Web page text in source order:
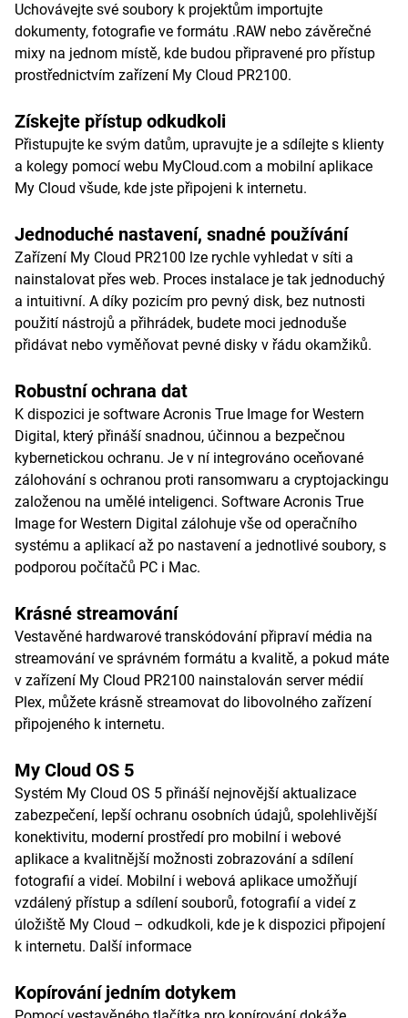
Uchovávejte své soubory k projektům importujte
dokumenty, fotografie ve formátu .RAW nebo závěrečné
mixy na jednom místě, kde budou připravené pro přístup
prostřednictvím zařízení My Cloud PR2100.
Získejte přístup odkudkoli
Přistupujte ke svým datům, upravujte je a sdílejte s klienty
a kolegy pomocí webu MyCloud.com a mobilní aplikace
My Cloud všude, kde jste připojeni k internetu.
Jednoduché nastavení, snadné používání
Zařízení My Cloud PR2100 lze rychle vyhledat v síti a
nainstalovat přes web. Proces instalace je tak jednoduchý
a intuitivní. A díky pozicím pro pevný disk, bez nutnosti
použití nástrojů a přihrádek, budete moci jednoduše
přidávat nebo vyměňovat pevné disky v řádu okamžiků.
Robustní ochrana dat
K dispozici je software Acronis True Image for Western
Digital, který přináší snadnou, účinnou a bezpečnou
kybernetickou ochranu. Je v ní integrováno oceňované
zálohování s ochranou proti ransomwaru a cryptojackingu
založenou na umělé inteligenci. Software Acronis True
Image for Western Digital zálohuje vše od operačního
systému a aplikací až po nastavení a jednotlivé soubory, s
podporou počítačů PC i Mac.
Krásné streamování
Vestavěné hardwarové transkódování připraví média na
streamování ve správném formátu a kvalitě, a pokud máte
v zařízení My Cloud PR2100 nainstalován server médií
Plex, můžete krásně streamovat do libovolného zařízení
připojeného k internetu.
My Cloud OS 5
Systém My Cloud OS 5 přináší nejnovější aktualizace
zabezpečení, lepší ochranu osobních údajů, spolehlivější
konektivitu, moderní prostředí pro mobilní i webové
aplikace a kvalitnější možnosti zobrazování a sdílení
fotografií a videí. Mobilní i webová aplikace umožňují
vzdálený přístup a sdílení souborů, fotografií a videí z
úložiště My Cloud – odkudkoli, kde je k dispozici připojení
k internetu. Další informace
Kopírování jedním dotykem